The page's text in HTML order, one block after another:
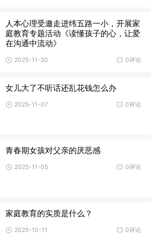
人本心理受邀走进纬五路一小，开展家
庭教育专题活动《读懂孩子的心，让爱
在沟通中流动》
0评论
2025-11-20
女儿大了不听话还乱花钱怎么办
0评论
2025-11-07
青春期女孩对父亲的厌恶感
0评论
2025-11-05
家庭教育的实质是什么？
0评论
2025-10-11